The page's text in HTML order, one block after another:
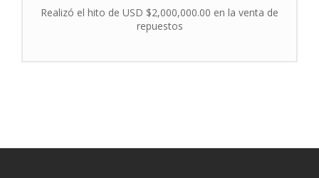
Realizó el hito de USD $2,000,000.00 en la venta de
repuestos